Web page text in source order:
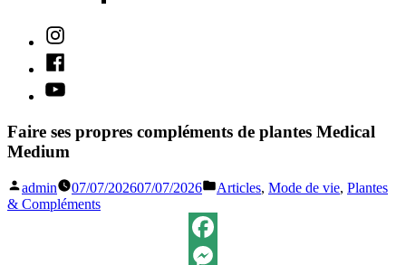
Instagram
Facebook
Youtube
Faire ses propres compléments de plantes Medical
Medium
Publié
par
admin 07/07/202607/07/2026
Publié
Articles, Mode de vie, Plantes
& Compléments
Facebook